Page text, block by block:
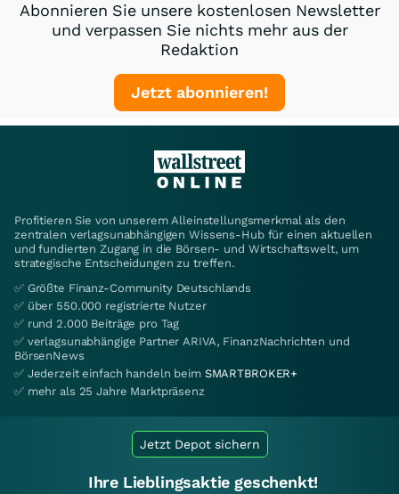
Abonnieren Sie unsere kostenlosen Newsletter
und verpassen Sie nichts mehr aus der
Redaktion
Jetzt abonnieren!
Profitieren Sie von unserem Alleinstellungsmerkmal als den
zentralen verlagsunabhängigen Wissens-Hub für einen aktuellen
und fundierten Zugang in die Börsen- und Wirtschaftswelt, um
strategische Entscheidungen zu treffen.
✅ Größte Finanz-Community Deutschlands
✅ über 550.000 registrierte Nutzer
✅ rund 2.000 Beiträge pro Tag
✅ verlagsunabhängige Partner ARIVA, FinanzNachrichten und
BörsenNews
✅ Jederzeit einfach handeln beim SMARTBROKER+
✅ mehr als 25 Jahre Marktpräsenz
Jetzt Depot sichern
Ihre Lieblingsaktie geschenkt!